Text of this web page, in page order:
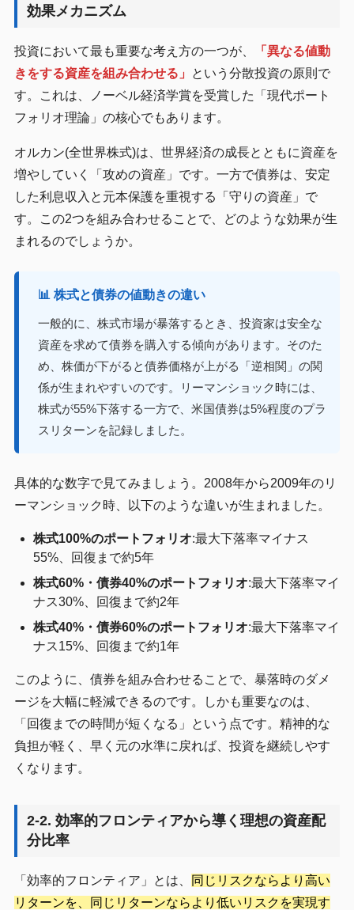
効果メカニズム
投資において最も重要な考え方の一つが、
「異なる値動
きをする資産を組み合わせる」
という分散投資の原則で
す。これは、ノーベル経済学賞を受賞した「現代ポート
フォリオ理論」の核心でもあります。
オルカン(全世界株式)は、世界経済の成長とともに資産を
増やしていく「攻めの資産」です。一方で債券は、安定
した利息収入と元本保護を重視する「守りの資産」で
す。この2つを組み合わせることで、どのような効果が生
まれるのでしょうか。
📊 株式と債券の値動きの違い
一般的に、株式市場が暴落するとき、投資家は安全な
資産を求めて債券を購入する傾向があります。そのた
め、株価が下がると債券価格が上がる「逆相関」の関
係が生まれやすいのです。リーマンショック時には、
株式が55%下落する一方で、米国債券は5%程度のプラ
スリターンを記録しました。
具体的な数字で見てみましょう。2008年から2009年のリ
ーマンショック時、以下のような違いが生まれました。
株式100%のポートフォリオ:最大下落率マイナス
55%、回復まで約5年
株式60%・債券40%のポートフォリオ:最大下落率マイ
ナス30%、回復まで約2年
株式40%・債券60%のポートフォリオ:最大下落率マイ
ナス15%、回復まで約1年
このように、債券を組み合わせることで、暴落時のダメ
ージを大幅に軽減できるのです。しかも重要なのは、
「回復までの時間が短くなる」という点です。精神的な
負担が軽く、早く元の水準に戻れば、投資を継続しやす
くなります。
2-2. 効率的フロンティアから導く理想の資産配
分比率
「効率的フロンティア」とは、
同じリスクならより高い
リターンを、同じリターンならより低いリスクを実現す